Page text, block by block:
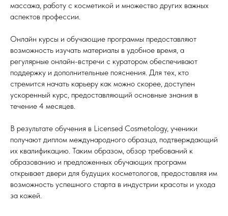
массажа, работу с косметикой и множество других важных
аспектов профессии.
Онлайн курсы и обучающие программы предоставляют
возможность изучать материалы в удобное время, а
регулярные онлайн-встречи с куратором обеспечивают
поддержку и дополнительные пояснения. Для тех, кто
стремится начать карьеру как можно скорее, доступен
ускоренный курс, предоставляющий основные знания в
течение 4 месяцев.
В результате обучения в Licensed Cosmetology, ученики
получают диплом международного образца, подтверждающий
их квалификацию. Таким образом, обзор требований к
образованию и предложенных обучающих программ
открывает двери для будущих косметологов, предоставляя им
возможность успешного старта в индустрии красоты и ухода
за кожей.